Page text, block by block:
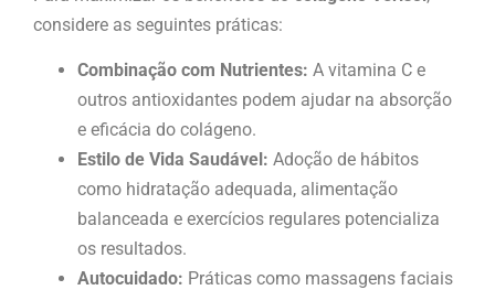
considere as seguintes práticas:
Combinação com Nutrientes: A vitamina C e
outros antioxidantes podem ajudar na absorção
e eficácia do colágeno.
Estilo de Vida Saudável: Adoção de hábitos
como hidratação adequada, alimentação
balanceada e exercícios regulares potencializa
os resultados.
Autocuidado: Práticas como massagens faciais